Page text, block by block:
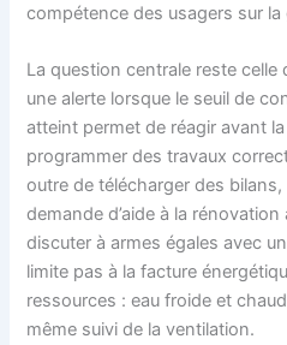
compétence des usagers sur
La question centrale reste celle
une alerte lorsque le seuil de
atteint permet de réagir avant
programmer des travaux
outre de télécharger des
demande d’aide à la
discuter à armes égales avec
limite pas à la facture
ressources : eau froide et
même suivi de la ventilation.